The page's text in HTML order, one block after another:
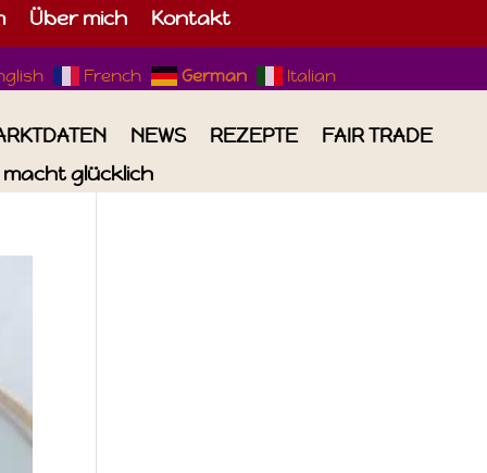
Über mich Kontakt
French German Italian
NEWS REZEPTE
FAIR TRADE
macht glücklich